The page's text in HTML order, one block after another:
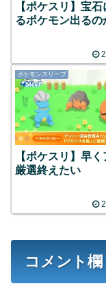
【ポケスリ】宝
るポケモン出るの
ポケモンスリープ
【ポケスリ】早
厳選終えたい
コメント欄